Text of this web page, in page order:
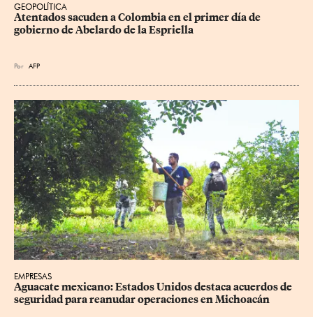
GEOPOLÍTICA
Atentados sacuden a Colombia en el primer día de
gobierno de Abelardo de la Espriella
Por AFP
EMPRESAS
Aguacate mexicano: Estados Unidos destaca acuerdos de
seguridad para reanudar operaciones en Michoacán